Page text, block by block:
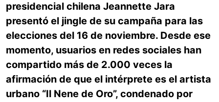
presidencial chilena Jeannette Jara
presentó el jingle de su campaña para las
elecciones del 16 de noviembre. Desde ese
momento, usuarios en redes sociales han
compartido más de 2.000 veces la
afirmación de que el intérprete es el artista
urbano “Il Nene de Oro”, condenado por